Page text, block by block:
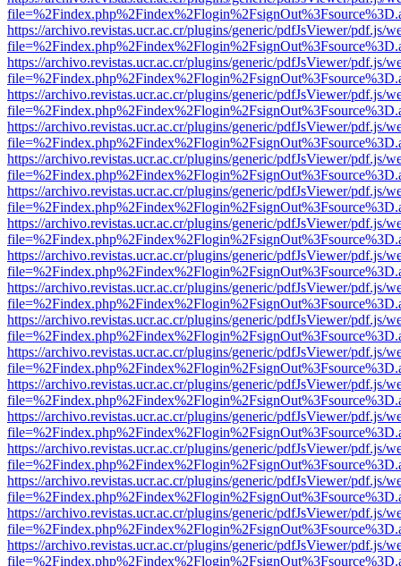
https://archivo.revistas.ucr.ac.cr/plugins/generic/pdfJsViewer/pdf.js/
https://archivo.revistas.ucr.ac.cr/plugins/generic/pdfJsViewer/pdf.js/
https://archivo.revistas.ucr.ac.cr/plugins/generic/pdfJsViewer/pdf.js/
https://archivo.revistas.ucr.ac.cr/plugins/generic/pdfJsViewer/pdf.js/
https://archivo.revistas.ucr.ac.cr/plugins/generic/pdfJsViewer/pdf.js/
https://archivo.revistas.ucr.ac.cr/plugins/generic/pdfJsViewer/pdf.js/
https://archivo.revistas.ucr.ac.cr/plugins/generic/pdfJsViewer/pdf.js/
https://archivo.revistas.ucr.ac.cr/plugins/generic/pdfJsViewer/pdf.js/
https://archivo.revistas.ucr.ac.cr/plugins/generic/pdfJsViewer/pdf.js/
https://archivo.revistas.ucr.ac.cr/plugins/generic/pdfJsViewer/pdf.js/
https://archivo.revistas.ucr.ac.cr/plugins/generic/pdfJsViewer/pdf.js/
https://archivo.revistas.ucr.ac.cr/plugins/generic/pdfJsViewer/pdf.js/
https://archivo.revistas.ucr.ac.cr/plugins/generic/pdfJsViewer/pdf.js/
https://archivo.revistas.ucr.ac.cr/plugins/generic/pdfJsViewer/pdf.js/
https://archivo.revistas.ucr.ac.cr/plugins/generic/pdfJsViewer/pdf.js/
https://archivo.revistas.ucr.ac.cr/plugins/generic/pdfJsViewer/pdf.js/
https://archivo.revistas.ucr.ac.cr/plugins/generic/pdfJsViewer/pdf.js/